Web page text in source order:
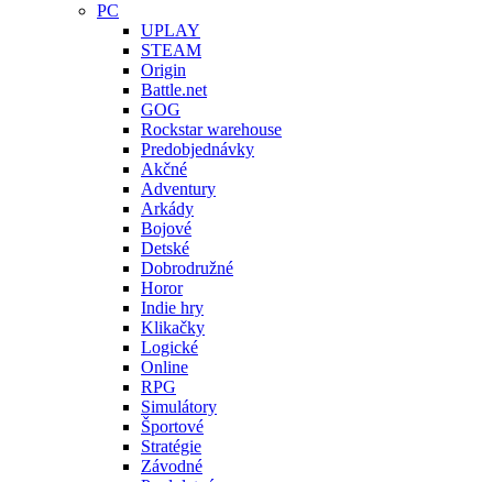
PC
UPLAY
STEAM
Origin
Battle.net
GOG
Rockstar warehouse
Predobjednávky
Akčné
Adventury
Arkády
Bojové
Detské
Dobrodružné
Horor
Indie hry
Klikačky
Logické
Online
RPG
Simulátory
Športové
Stratégie
Závodné